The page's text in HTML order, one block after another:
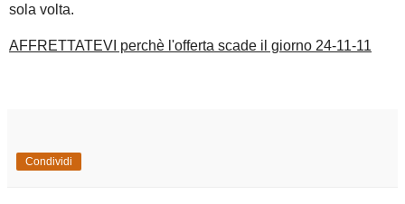
sola volta.
AFFRETTATEVI perchè l'offerta scade il giorno 24-11-11
Condividi